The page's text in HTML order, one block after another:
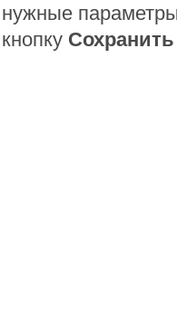
нужные
кнопку Сохранить